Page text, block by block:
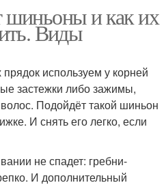
и как их
Виды
используем у корней
застежки либо зажимы,
Подойдёт такой шиньон
И снять его легко, если
не спадет: гребни-
И дополнительный